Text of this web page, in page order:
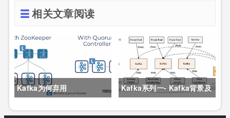
相关文章阅读
Kafka为何弃用
Kafka系列一- Kafka背景及